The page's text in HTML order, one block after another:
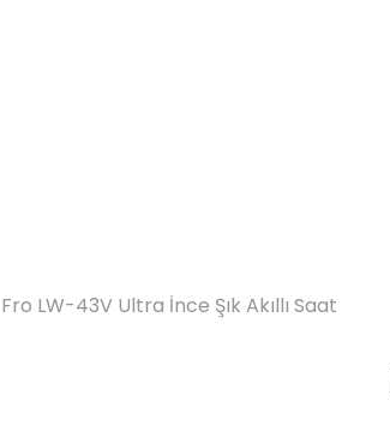
Fro LW-43V Ultra İnce Şık Akıllı Saat